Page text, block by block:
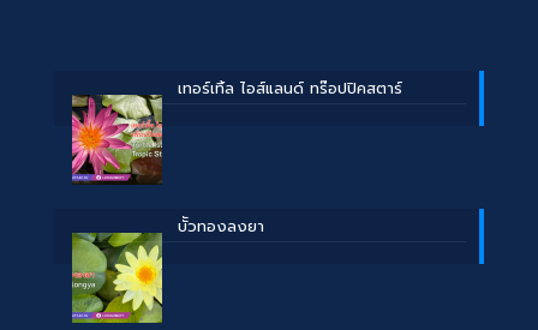
เทอร์เทิ้ล ไอส์แลนด์ ทร๊อปปิคสตาร์
บััวทองลงยา